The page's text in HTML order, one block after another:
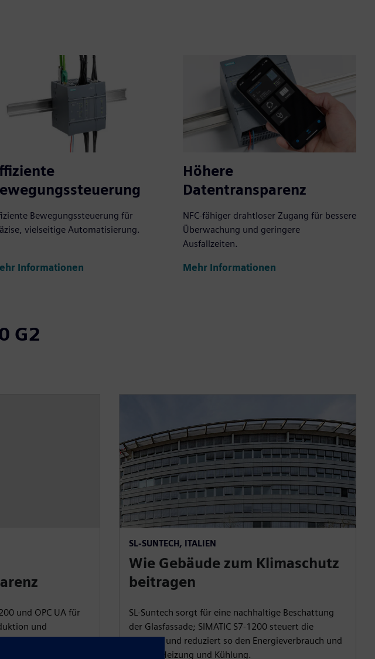
Bewegungssteuerung für
vielseitige Automatisierung.
Informationen
Höhere
Datentransparenz
NFC-fähiger drahtloser Zugang für bessere
Überwachung und geringere
Ausfallzeiten.
Mehr Informationen
G2
g
s
l
und OPC UA für
und
die Sichtbarkeit
SL-SUNTECH, ITALIEN
Wie Gebäude zum Klimaschutz
beitragen
SL-Suntech sorgt für eine nachhaltige Beschattung
der Glasfassade; SIMATIC S7‑1200 steuert die
Systeme und reduziert so den Energieverbrauch und
CO₂ für Heizung und Kühlung.